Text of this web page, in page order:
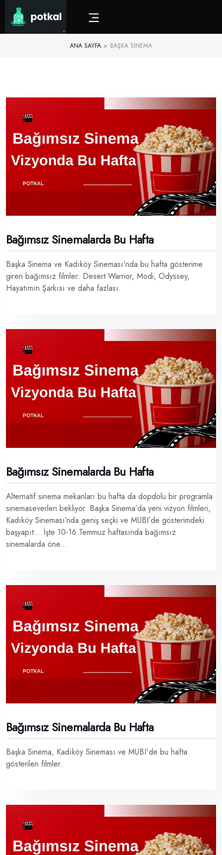
ANA SAYFA > BAŞKA SINEMA
Bağımsız Sinemalarda Bu Hafta
Başka Sinema ve Kadıköy Sineması'nda bu hafta gösterime
giren bağımsız filmler: Desert Warrior, Modi, Odyssey,
Hayatımın Şarkısı ve daha fazlası.
Bağımsız Sinemalarda Bu Hafta
Alternatif sinema mekanları bu hafta da dopdolu bir programla
sinemaseverleri bekliyor. Başka Sinema’da yeni vizyon filmleri,
Kadıköy Sineması’nda geniş seçki ve MUBI’de gösterimdeki
başyapıt… İşte 10-16 Temmuz haftasında bağımsız
sinemalarda öne...
Bağımsız Sinemalarda Bu Hafta
Başka Sinema, Kadıköy Sineması ve MUBI'de bu hafta
gösterilen filmler.